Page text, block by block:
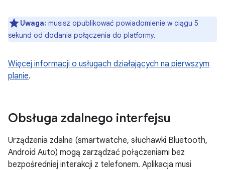
Uwaga: musisz opublikować powiadomienie w ciągu 5
sekund od dodania połączenia do platformy.
Więcej informacji o usługach działających na pierwszym
planie.
Obsługa zdalnego interfejsu
Urządzenia zdalne (smartwatche, słuchawki Bluetooth,
Android Auto) mogą zarządzać połączeniami bez
bezpośredniej interakcji z telefonem. Aplikacja musi